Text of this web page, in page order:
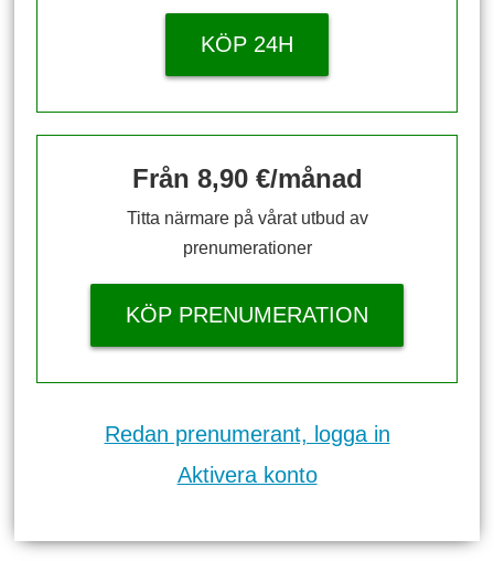
KÖP 24H
Från 8,90 €/månad
Titta närmare på vårat utbud av
prenumerationer
KÖP PRENUMERATION
Redan prenumerant, logga in
Aktivera konto